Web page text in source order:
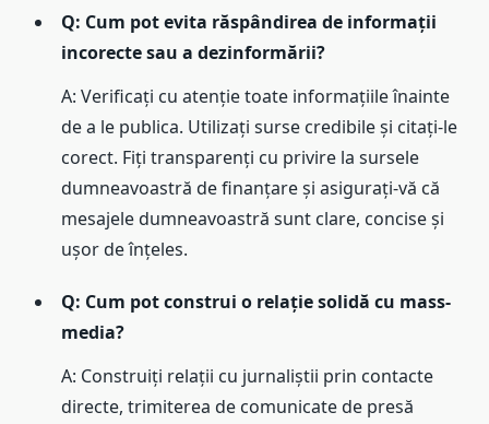
Q: Cum pot evita răspândirea de informații
incorecte sau a dezinformării?
A: Verificați cu atenție toate informațiile înainte
de a le publica. Utilizați surse credibile și citați-le
corect. Fiți transparenți cu privire la sursele
dumneavoastră de finanțare și asigurați-vă că
mesajele dumneavoastră sunt clare, concise și
ușor de înțeles.
Q: Cum pot construi o relație solidă cu mass-
media?
A: Construiți relații cu jurnaliștii prin contacte
directe, trimiterea de comunicate de presă